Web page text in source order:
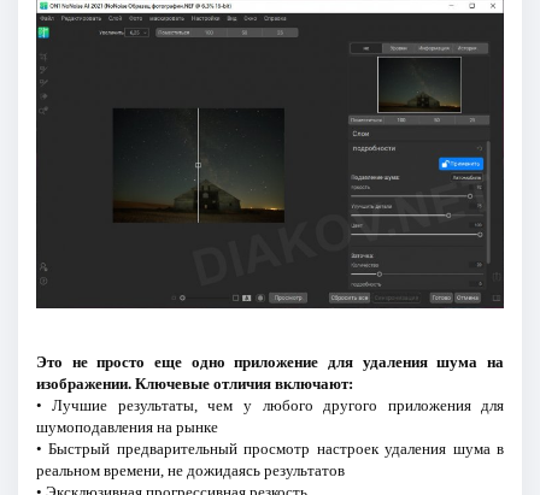
Это не просто еще одно приложение для удаления шума на
изображении. Ключевые отличия включают:
• Лучшие результаты, чем у любого другого приложения для
шумоподавления на рынке
• Быстрый предварительный просмотр настроек удаления шума в
реальном времени, не дожидаясь результатов